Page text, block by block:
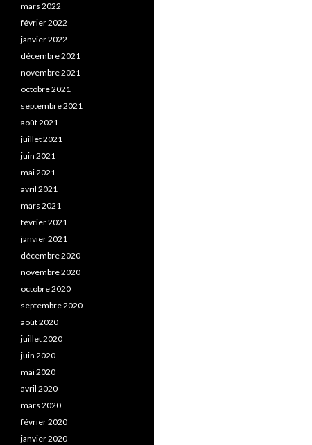
mars 2022
février 2022
janvier 2022
décembre 2021
novembre 2021
octobre 2021
septembre 2021
août 2021
juillet 2021
juin 2021
mai 2021
avril 2021
mars 2021
février 2021
janvier 2021
décembre 2020
novembre 2020
octobre 2020
septembre 2020
août 2020
juillet 2020
juin 2020
mai 2020
avril 2020
mars 2020
février 2020
janvier 2020